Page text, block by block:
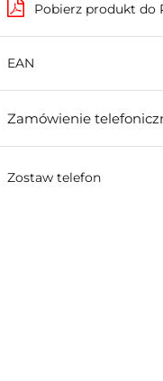
Pobierz produkt do
EAN
Zamówienie
Zostaw telefon